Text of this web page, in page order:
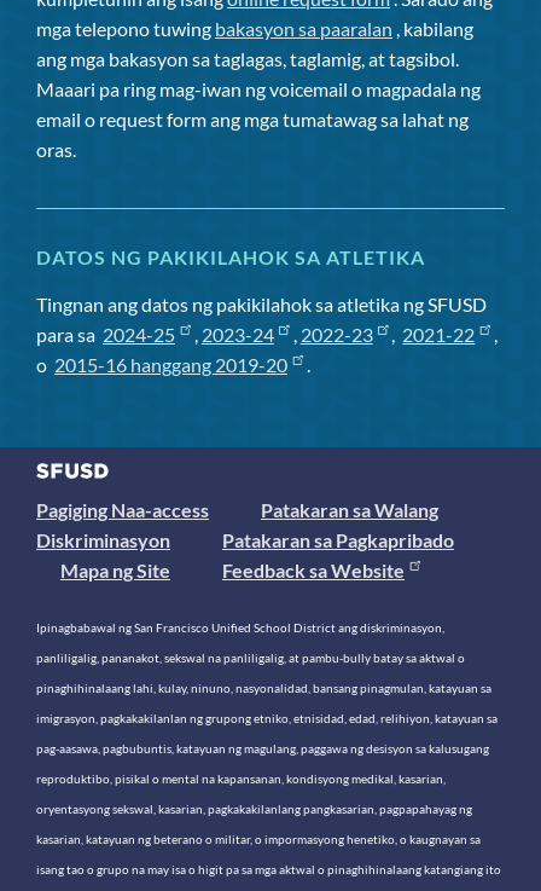
mga telepono tuwing bakasyon sa paaralan , kabilang
ang mga bakasyon sa taglagas, taglamig, at tagsibol.
Maaari pa ring mag-iwan ng voicemail o magpadala ng
email o request form ang mga tumatawag sa lahat ng
oras.
DATOS NG PAKIKILAHOK SA ATLETIKA
Tingnan ang datos ng pakikilahok sa atletika ng SFUSD
para sa 2024-25 , 2023-24 , 2022-23 , 2021-22
,
o 2015-16 hanggang 2019-20 .
Pagiging Naa-access
Patakaran sa Walang
Diskriminasyon
Patakaran sa Pagkapribado
Mapa ng Site
Feedback sa Website
Ipinagbabawal ng San Francisco Unified School District ang diskriminasyon,
panliligalig, pananakot, sekswal na panliligalig, at pambu-bully batay sa aktwal o
pinaghihinalaang lahi, kulay, ninuno, nasyonalidad, bansang pinagmulan, katayuan sa
imigrasyon, pagkakakilanlan ng grupong etniko, etnisidad, edad, relihiyon, katayuan sa
pag-aasawa, pagbubuntis, katayuan ng magulang, paggawa ng desisyon sa kalusugang
reproduktibo, pisikal o mental na kapansanan, kondisyong medikal, kasarian,
oryentasyong sekswal, kasarian, pagkakakilanlang pangkasarian, pagpapahayag ng
kasarian, katayuan ng beterano o militar, o impormasyong henetiko, o kaugnayan sa
isang tao o grupo na may isa o higit pa sa mga aktwal o pinaghihinalaang katangiang ito